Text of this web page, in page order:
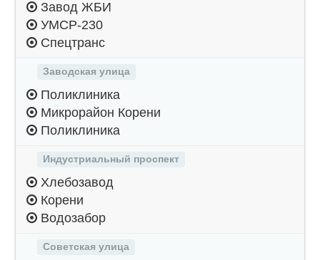
Завод ЖБИ
УМСР-230
Спецтранс
Заводская улица
Поликлиника
Микрорайон Корени
Поликлиника
Индустриальный проспект
Хлебозавод
Корени
Водозабор
Советская улица